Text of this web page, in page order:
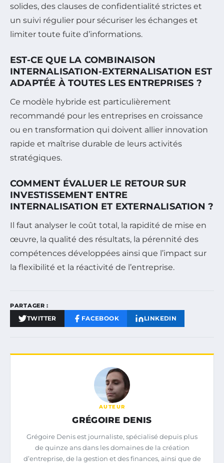
solides, des clauses de confidentialité strictes et
un suivi régulier pour sécuriser les échanges et
limiter toute fuite d’informations.
EST-CE QUE LA COMBINAISON
INTERNALISATION-EXTERNALISATION EST
ADAPTÉE À TOUTES LES ENTREPRISES ?
Ce modèle hybride est particulièrement
recommandé pour les entreprises en croissance
ou en transformation qui doivent allier innovation
rapide et maîtrise durable de leurs activités
stratégiques.
COMMENT ÉVALUER LE RETOUR SUR
INVESTISSEMENT ENTRE
INTERNALISATION ET EXTERNALISATION ?
Il faut analyser le coût total, la rapidité de mise en
œuvre, la qualité des résultats, la pérennité des
compétences développées ainsi que l’impact sur
la flexibilité et la réactivité de l’entreprise.
PARTAGER :
TWITTER FACEBOOK LINKEDIN
AUTEUR
GRÉGOIRE DENIS
Grégoire Denis est journaliste, spécialisé depuis plus
de quinze ans dans les domaines de la création
d’entreprise, de la gestion et des finances, ainsi que de